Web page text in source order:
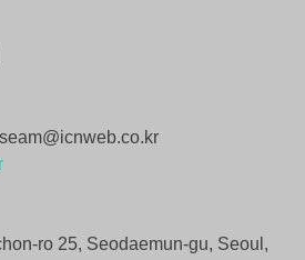
ro 25, Seodaemun-gu, Seoul,